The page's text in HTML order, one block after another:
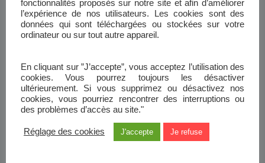
fonctionnalités proposés sur notre site et afin d’améliorer
l’expérience de nos utilisateurs. Les cookies sont des
données qui sont téléchargées ou stockées sur votre
ordinateur ou sur tout autre appareil.
En cliquant sur ”J’accepte”, vous acceptez l’utilisation des
cookies. Vous pourrez toujours les désactiver
ultérieurement. Si vous supprimez ou désactivez nos
cookies, vous pourriez rencontrer des interruptions ou
des problèmes d’accès au site."
Réglage des cookies J'accepte Je refuse